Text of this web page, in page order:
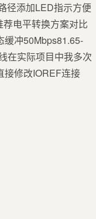
径添加LED指示方便
电平转换方案对比
缓冲50Mbps81.65-
在实际项目中我多次
接修改IOREF连接